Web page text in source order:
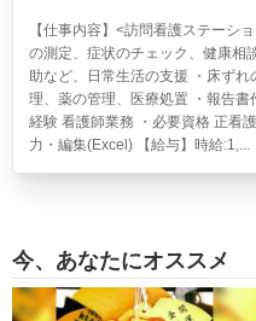
【仕事内容】<訪問看護ステーシ
の測定、症状のチェック、健康相
助など、日常生活の支援 ・床ず
理、薬の管理、医療処置 ・報告
経験 看護師業務 ・必要資格 正看
力・編集(Excel) 【給与】時給:1,...
今、あなたにオススメ